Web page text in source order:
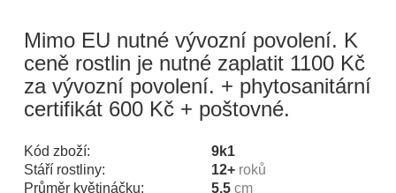
Mimo EU nutné vývozní povolení. K
ceně rostlin je nutné zaplatit 1100 Kč
za vývozní povolení. + phytosanitární
certifikát 600 Kč + poštovné.
Kód zboží:
9k1
Stáří rostliny:
12+ roků
Průměr květináčku:
5,5 cm